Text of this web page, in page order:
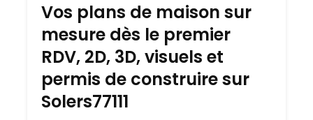
Vos plans de maison sur
mesure dès le premier
RDV, 2D, 3D, visuels et
permis de construire sur
Solers77111